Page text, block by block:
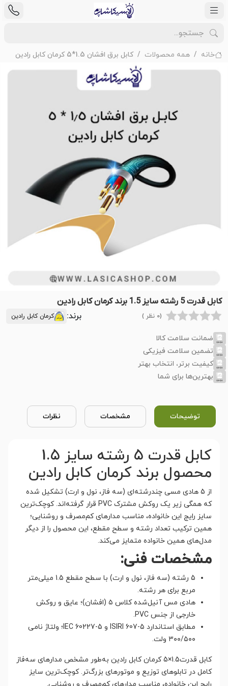
خانه همه محصولات کابل برق افشان 1.5*5 کرمان کابل رادین
کابل قدرت 5 رشته سایز 1.5 برند کرمان کابل رادین
(0 نظر ) برند: کرمان کابل رادین
ضمانت سلامت کالا
تضمین سلامت فیزیکی
کیفیت برتر، انتخاب بهتر
بهترین‌ها برای شما
توضیحات مشخصات نظرات
کابل قدرت 5 رشته سایز 1.5
محصول برند کرمان کابل رادین
از 5 هادی مسی چندرشته‌ای (سه فاز، نول و ارت) تشکیل شده
که همگی زیر یک روکش مشترک PVC قرار گرفته‌اند. کوچک‌ترین
سایز رایج این خانواده، مناسب مدارهای کم‌مصرف و روشنایی؛
همین ترکیب تعداد رشته و سطح مقطع، این محصول را از دیگر
مدل‌های همین خانواده متمایز می‌کند.
مشخصات فنی:
5 رشته (سه فاز، نول و ارت) با سطح مقطع 1.5 میلی‌متر
مربع برای هر رشته.
هادی مس آنیل‌شده کلاس ۵ (افشان)؛ عایق و روکش
خارجی از جنس PVC.
مطابق استاندارد ISIRI 607-5 و IEC 60227-5؛ ولتاژ نامی
۳۰۰/۵۰۰ ولت.
کابل قدرت1.5×5 کرمان کابل رادین به‌طور مشخص مدارهای سه‌فاز
کامل در تابلوهای توزیع و موتورهای بزرگ‌تر. کوچک‌ترین سایز